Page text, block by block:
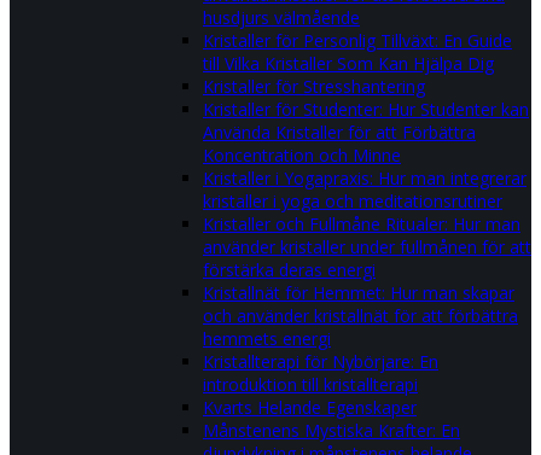
husdjurs välmående
Kristaller för Personlig Tillväxt: En Guide
till Vilka Kristaller Som Kan Hjälpa Dig
Kristaller för Stresshantering
Kristaller för Studenter: Hur Studenter kan
Använda Kristaller för att Förbättra
Koncentration och Minne
Kristaller i Yogapraxis: Hur man integrerar
kristaller i yoga och meditationsrutiner
Kristaller och Fullmåne Ritualer: Hur man
använder kristaller under fullmånen för att
förstärka deras energi
Kristallnät för Hemmet: Hur man skapar
och använder kristallnät för att förbättra
hemmets energi
Kristallterapi för Nybörjare: En
introduktion till kristallterapi
Kvarts Helande Egenskaper
Månstenens Mystiska Krafter: En